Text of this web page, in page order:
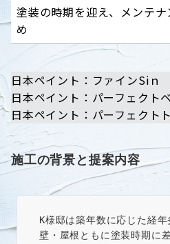
塗装の時期を迎え、メンテ
め
日本ペイント：ファインSiｎ
日本ペイント：パーフェクト
日本ペイント：パーフェクト
施工の背景と提案内容
K様邸は築年数に応じた経
壁・屋根ともに塗装時期に